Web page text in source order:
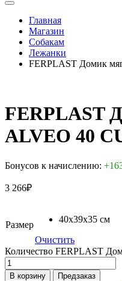
Главная
Магазин
Собакам
Лежанки
FERPLAST Домик
FERPLAST
ALVEO 40
Бонусов к начислению:
3 266₽
Размер
40х39х35 см
Очистить
Количество FERPLAST
В корзину Предзаказ